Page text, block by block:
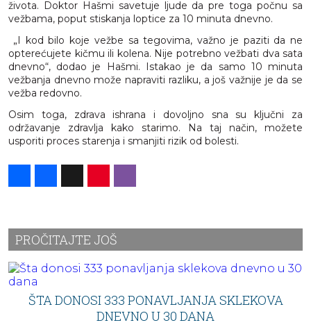
života. Doktor Hašmi savetuje ljude da pre toga počnu sa
vežbama, poput stiskanja loptice za 10 minuta dnevno.
„I kod bilo koje vežbe sa tegovima, važno je paziti da ne
opterećujete kičmu ili kolena. Nije potrebno vežbati dva sata
dnevno“, dodao je Hašmi. Istakao je da samo 10 minuta
vežbanja dnevno može napraviti razliku, a još važnije je da se
vežba redovno.
Osim toga, zdrava ishrana i dovoljno sna su ključni za
održavanje zdravlja kako starimo. Na taj način, možete
usporiti proces starenja i smanjiti rizik od bolesti.
PROČITAJTE JOŠ
ŠTA DONOSI 333 PONAVLJANJA SKLEKOVA
DNEVNO U 30 DANA